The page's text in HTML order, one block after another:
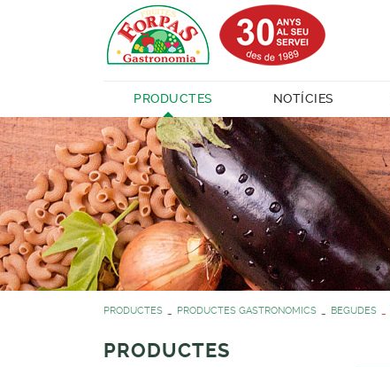
PRODUCTES NOTÍCIES
PRODUCTES PRODUCTES GASTRONOMICS BEGUDES
PRODUCTES